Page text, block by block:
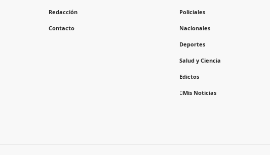
Redacción
Contacto
Policiales
Nacionales
Deportes
Salud y Ciencia
Edictos
Mis Noticias